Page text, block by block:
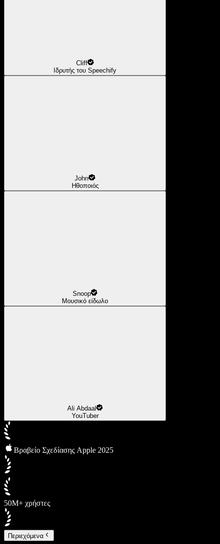
Cliff
Ιδρυτής του Speechify
John
Ηθοποιός
Snoop
Μουσικό είδωλο
Ali Abdaal
YouTuber
Βραβείο Σχεδίασης Apple 2025
50M+ χρήστες
Περιεχόμενα